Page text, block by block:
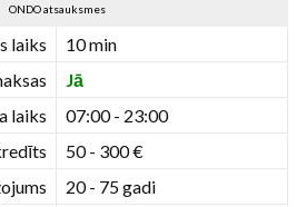
ONDO atsauksmes
laiks
10 min
Jā
laiks
07:00 - 23:00
50 - 300 €
20 - 75 gadi